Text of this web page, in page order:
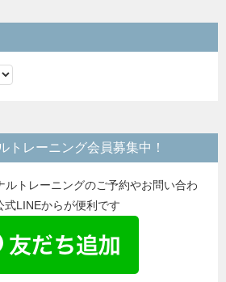
トレーニング会員募集中！
ルトレーニングのご予約やお問い合わ
式LINEからが便利です